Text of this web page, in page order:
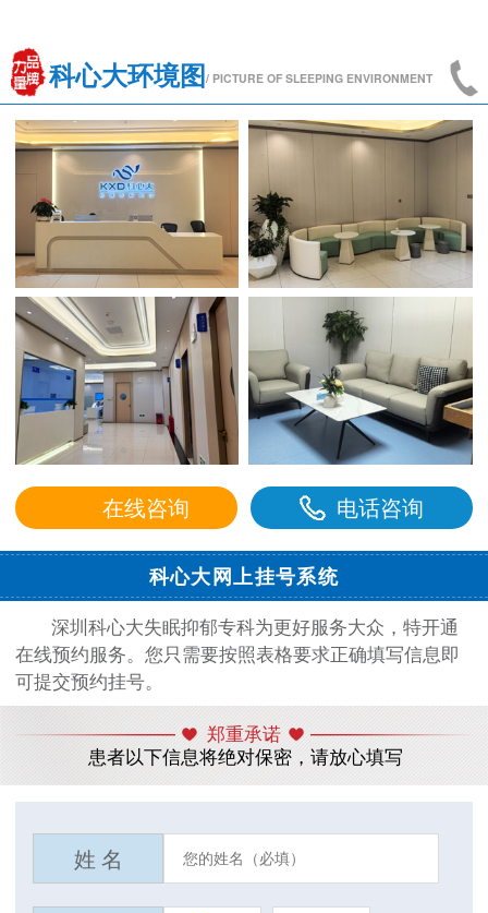
科心大环境图/ PICTURE OF SLEEPING ENVIRONMENT
在线咨询 电话咨询
科心大网上挂号系统
深圳科心大失眠抑郁专科为更好服务大众，特开通
在线预约服务。您只需要按照表格要求正确填写信息即
可提交预约挂号。
郑重承诺
患者以下信息将绝对保密，请放心填写
姓 名